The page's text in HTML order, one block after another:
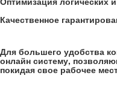
Качественное
Для большего удобства
онлайн систему,
покидая свое рабочее